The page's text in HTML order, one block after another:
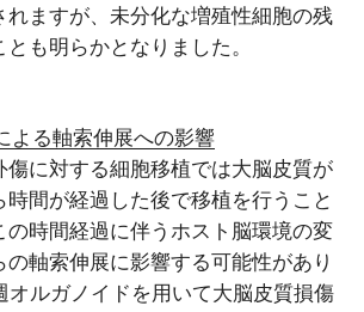
れますが、未分化な増殖性細胞の残
も明らかとなりました。
よる軸索伸展への影響
に対する細胞移植では大脳皮質が
時間が経過した後で移植を行うこと
の時間経過に伴うホスト脳環境の変
軸索伸展に影響する可能性があり
オルガノイドを用いて大脳皮質損傷